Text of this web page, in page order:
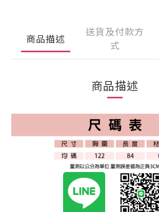
商品描述
送貨及付款方
式
商品描述